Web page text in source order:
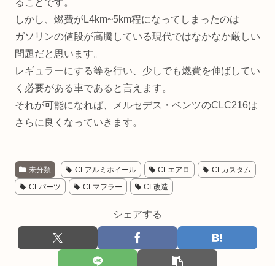
しかし、燃費がL4km~5km程になってしまったのは
ガソリンの値段が高騰している現代ではなかなか厳しい
問題だと思います。
レギュラーにする等を行い、少しでも燃費を伸ばしてい
く必要がある車であると言えます。
それが可能になれば、メルセデス・ベンツのCLC216は
さらに良くなっていきます。
未分類 CLアルミホイール CLエアロ CLカスタム
CLパーツ CLマフラー CL改造
シェアする